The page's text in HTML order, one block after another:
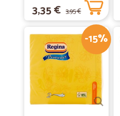
3,35 € 3,95 €
-15%